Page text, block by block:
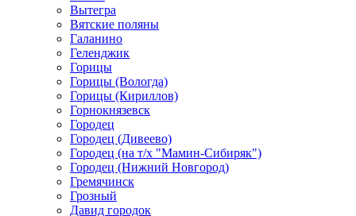
Вытегра
Вятские поляны
Галанино
Геленджик
Горицы
Горицы (Вологда)
Горицы (Кириллов)
Горнокнязевск
Городец
Городец (Дивеево)
Городец (на т/х "Мамин-Сибиряк")
Городец (Нижний Новгород)
Гремячинск
Грозный
Давид городок